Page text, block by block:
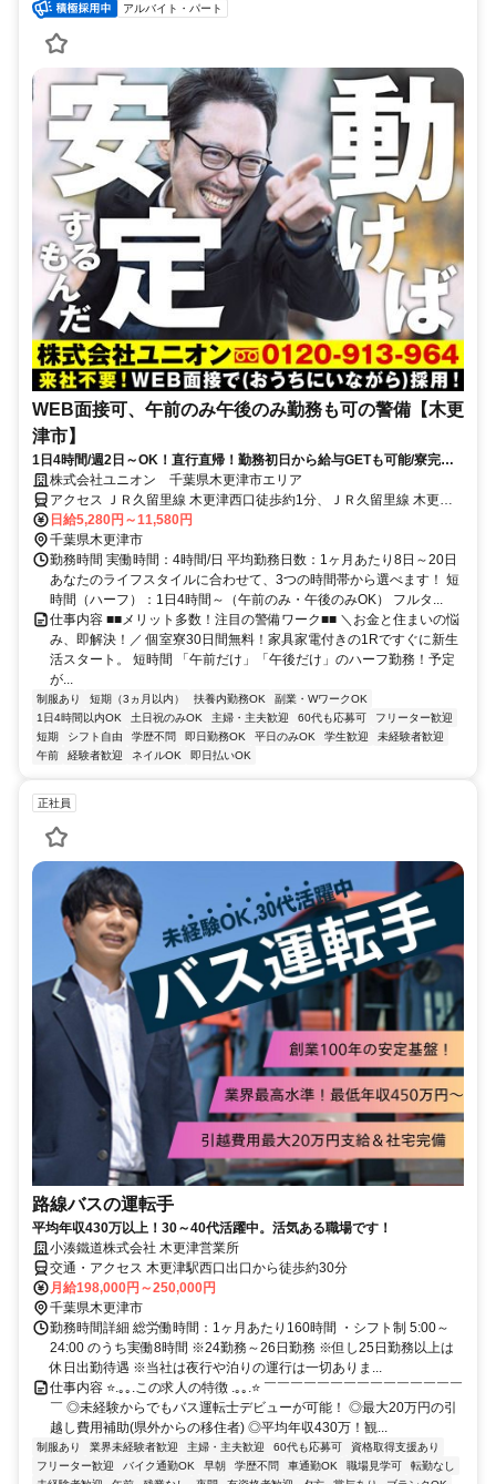
アルバイト・パート
WEB面接可、午前のみ午後のみ勤務も可の警備【木更
津市】
1日4時間/週2日～OK！直行直帰！勤務初日から給与GETも可能/寮完備
＆携帯貸与♪
株式会社ユニオン 千葉県木更津市エリア
アクセス ＪＲ久留里線 木更津西口徒歩約1分、ＪＲ久留里線 木更津
西口徒歩約1分、ＪＲ久留里線 木更津西口徒歩約1分 千葉県木更津市
エリア（木更津駅、巌根駅、祇園駅、上総清川駅、東清川駅、馬来田
駅等）
日給5,280円～11,580円
千葉県木更津市
勤務時間 実働時間：4時間/日 平均勤務日数：1ヶ月あたり8日～20日
あなたのライフスタイルに合わせて、3つの時間帯から選べます！ 短
時間（ハーフ）：1日4時間～（午前のみ・午後のみOK） フルタ...
仕事内容 ■■メリット多数！注目の警備ワーク■■ ＼お金と住まいの悩
み、即解決！／ 個室寮30日間無料！家具家電付きの1Rですぐに新生
活スタート。 短時間 「午前だけ」「午後だけ」のハーフ勤務！予定
が...
制服あり 短期（3ヵ月以内） 扶養内勤務OK
副業・WワークOK
1日4時間以内OK
土日祝のみOK 主婦・主夫歓迎 60代も応募可
フリーター歓迎
短期
シフト自由 学歴不問 即日勤務OK 平日のみOK 学生歓迎
未経験者歓迎
午前
経験者歓迎 ネイルOK 即日払いOK
正社員
路線バスの運転手
平均年収430万以上！30～40代活躍中。活気ある職場です！
小湊鐵道株式会社 木更津営業所
交通・アクセス 木更津駅西口出口から徒歩約30分
月給198,000円～250,000円
千葉県木更津市
勤務時間詳細 総労働時間：1ヶ月あたり160時間 ・シフト制 5:00～
24:00 のうち実働8時間 ※24勤務～26日勤務 ※但し25日勤務以上は
休日出勤待遇 ※当社は夜行や泊りの運行は一切ありま...
仕事内容 ⭐.｡｡.この求人の特徴 .｡｡.⭐ ￣￣￣￣￣￣￣￣￣￣￣￣￣￣￣
￣ ◎未経験からでもバス運転士デビューが可能！ ◎最大20万円の引
越し費用補助(県外からの移住者) ◎平均年収430万！観...
制服あり 業界未経験者歓迎 主婦・主夫歓迎 60代も応募可
資格取得支援あり
フリーター歓迎
バイク通勤OK 早朝 学歴不問 車通勤OK 職場見学可
転勤なし